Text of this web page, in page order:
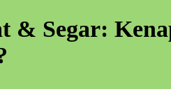
& Segar: